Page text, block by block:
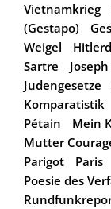
Vietnamkrieg
(Gestapo)
Weigel
Sartre
Judengesetze
Komparatistik
Pétain
Mein
Mutter
Parigot
Paris
Poesie des